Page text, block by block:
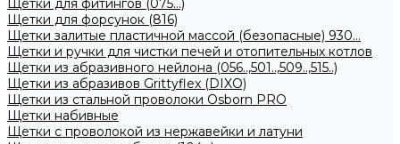
Щетки для фитингов (075...)
Щетки для форсунок (816)
Щетки залитые пластичной массой (безопасные) 930...
Щетки и ручки для чистки печей и отопительных котлов
Щетки из абразивного нейлона (056..,501..,509..,515..)
Щетки из абразивов Grittyflex (DIXO)
Щетки из стальной проволоки Osborn PRO
Щетки набивные
Щетки с проволокой из нержавейки и латуни